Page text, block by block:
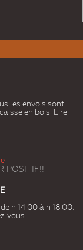
les envois sont
en bois. Lire
e
POSITIF!!
h 14.00 à h 18.00.
vous.